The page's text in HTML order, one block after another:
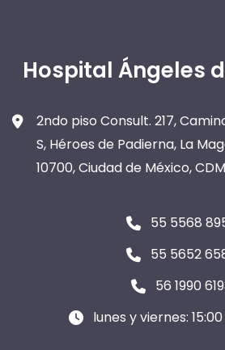
Hospital Ángeles
2ndo piso Consult. 217,
S, Héroes de Padierna, La
10700, Ciudad de México,
55 5568
55 5652
56 1990
lunes y viernes: